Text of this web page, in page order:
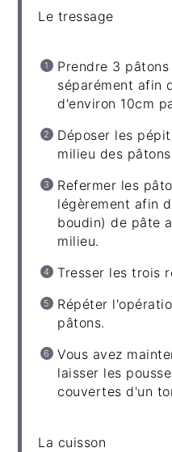
Le tressage
Prendre 3
séparément afin
d'environ 10cm
Déposer les
milieu des pâtons
Refermer les
légèrement afin
boudin) de pâte
milieu.
Tresser les trois
Répéter
pâtons.
Vous avez
laisser les
couvertes d'un
La cuisson